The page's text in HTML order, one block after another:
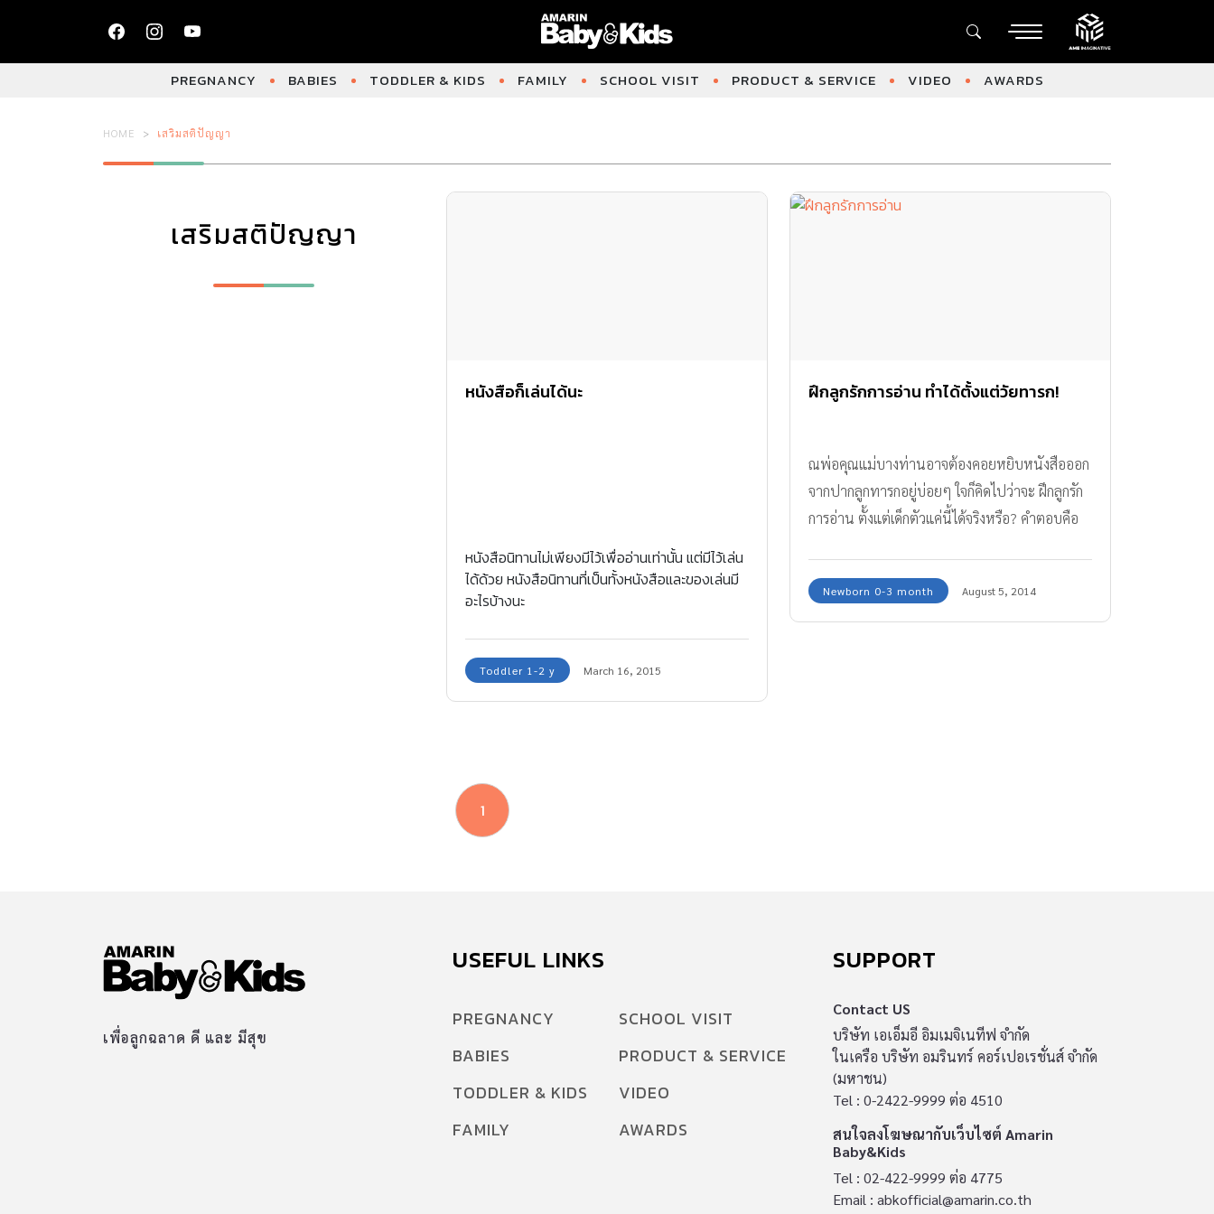
PREGNANCY BABIES TODDLER & KIDS FAMILY SCHOOL VISIT PRODUCT & SERVICE VIDEO AWARDS
HOME เสริมสติปัญญา
เสริมสติปัญญา
หนังสือก็เล่นได้นะ
หนังสือนิทานไม่เพียงมีไว้เพื่ออ่านเท่านั้น แต่มีไว้เล่น
ได้ด้วย หนังสือนิทานที่เป็นทั้งหนังสือและของเล่นมี
อะไรบ้างนะ
Toddler 1-2 y March 16, 2015
ฝึกลูกรักการอ่าน ทำได้ตั้งแต่วัยทารก!
ณพ่อคุณแม่บางท่านอาจต้องคอยหยิบหนังสือออก
จากปากลูกทารกอยู่บ่อยๆ ใจก็คิดไปว่าจะ ฝึกลูกรัก
การอ่าน ตั้งแต่เด็กตัวแค่นี้ได้จริงหรือ? คำตอบคือ
Newborn 0-3 month August 5, 2014
1
เพื่อลูกฉลาด ดี และ มีสุข
USEFUL LINKS
PREGNANCY
BABIES
TODDLER & KIDS
FAMILY
SCHOOL VISIT
PRODUCT & SERVICE
VIDEO
AWARDS
SUPPORT
Contact US
บริษัท เอเอ็มอี อิมเมจิเนทีฟ จำกัด
ในเครือ บริษัท อมรินทร์ คอร์เปอเรชั่นส์ จำกัด
(มหาชน)
Tel : 0-2422-9999 ต่อ 4510
สนใจลงโฆษณากับเว็บไซต์ Amarin
Baby&Kids
Tel : 02-422-9999 ต่อ 4775
Email : abkofficial@amarin.co.th